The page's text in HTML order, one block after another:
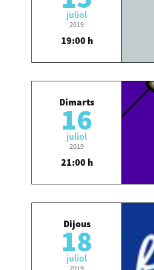
juliol
2019
19:00 h
Dimarts
16
juliol
2019
21:00 h
Dijous
18
juliol
2019